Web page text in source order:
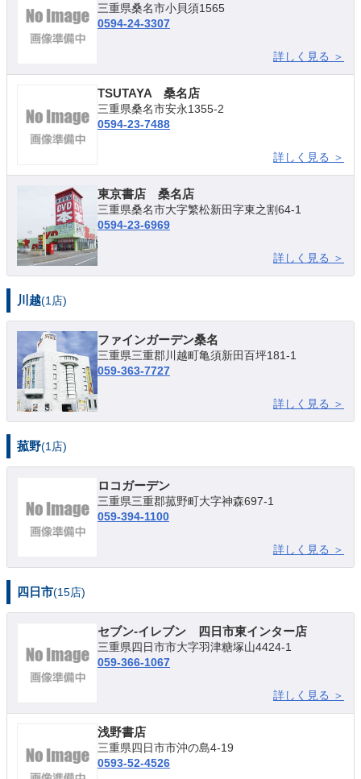
三重県桑名市小貝須1565
0594-24-3307
詳しく見る ＞
TSUTAYA 桑名店
三重県桑名市安永1355-2
0594-23-7488
詳しく見る ＞
東京書店 桑名店
三重県桑名市大字繁松新田字東之割64-1
0594-23-6969
詳しく見る ＞
川越(1店)
ファインガーデン桑名
三重県三重郡川越町亀須新田百坪181-1
059-363-7727
詳しく見る ＞
菰野(1店)
ロコガーデン
三重県三重郡菰野町大字神森697-1
059-394-1100
詳しく見る ＞
四日市(15店)
セブン-イレブン 四日市東インター店
三重県四日市市大字羽津糖塚山4424-1
059-366-1067
詳しく見る ＞
浅野書店
三重県四日市市沖の島4-19
0593-52-4526